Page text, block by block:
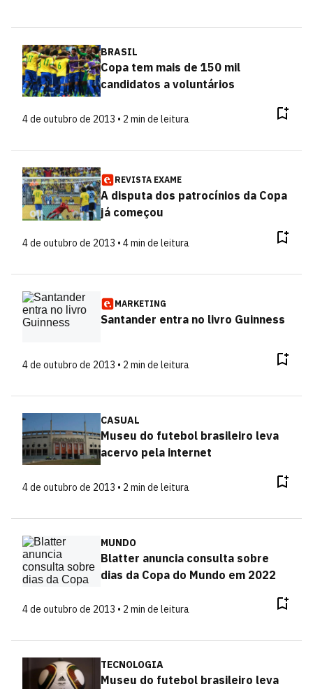
BRASIL
Copa tem mais de 150 mil
candidatos a voluntários
4 de outubro de 2013 • 2 min de leitura
REVISTA EXAME
A disputa dos patrocínios da Copa
já começou
4 de outubro de 2013 • 4 min de leitura
MARKETING
Santander entra no livro Guinness
4 de outubro de 2013 • 2 min de leitura
CASUAL
Museu do futebol brasileiro leva
acervo pela internet
4 de outubro de 2013 • 2 min de leitura
MUNDO
Blatter anuncia consulta sobre
dias da Copa do Mundo em 2022
4 de outubro de 2013 • 2 min de leitura
TECNOLOGIA
Museu do futebol brasileiro leva